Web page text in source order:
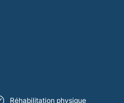
Réhabilitation physique